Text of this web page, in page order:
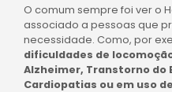
O comum sempre foi ver o
associado a pessoas que
necessidade. Como, por
dificuldades de
Alzheimer, Transtorno do
Cardiopatias ou em uso